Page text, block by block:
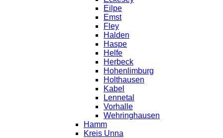
Eilpe
Emst
Fley
Halden
Haspe
Helfe
Herbeck
Hohenlimburg
Holthausen
Kabel
Lennetal
Vorhalle
Wehringhausen
Hamm
Kreis Unna